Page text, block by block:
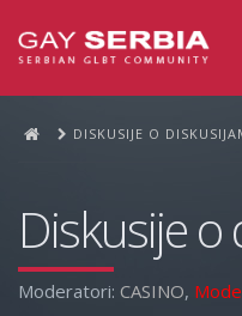
DISKUSIJE O
Diskusije
Moderatori: CASINO,